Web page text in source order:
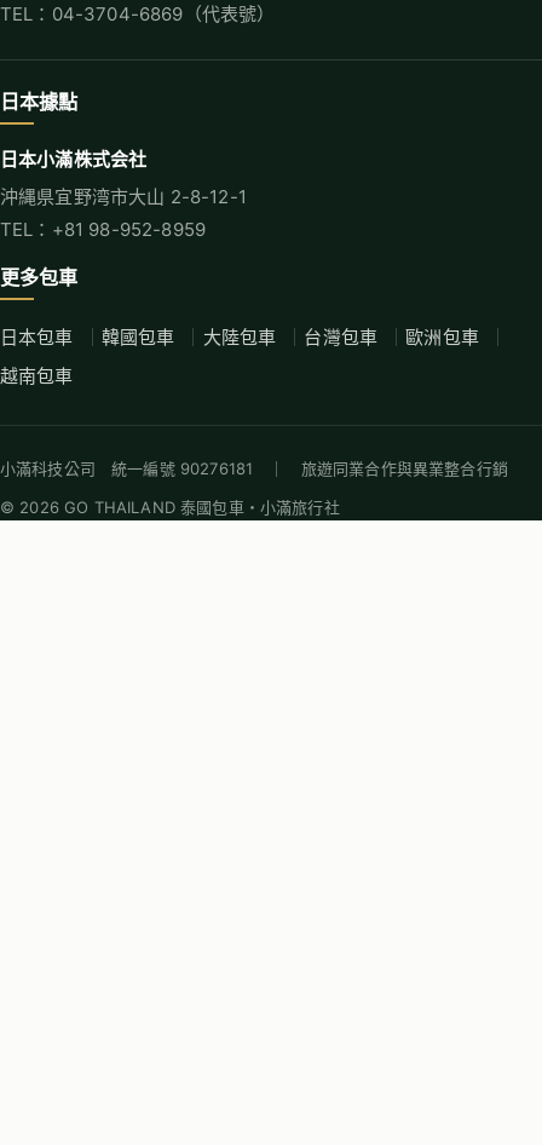
TEL：04-3704-6869（代表號）
日本據點
日本小滿株式会社
沖縄県宜野湾市大山 2-8-12-1
TEL：+81 98-952-8959
更多包車
日本包車 韓國包車 大陸包車 台灣包車
歐洲包車
越南包車
小滿科技公司 統一編號 90276181 ｜ 旅遊同業合作與異業整合行銷
© 2026 GO THAILAND 泰國包車・小滿旅行社